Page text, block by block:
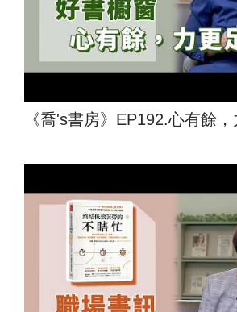
《喬's書房》EP192.心有餘，